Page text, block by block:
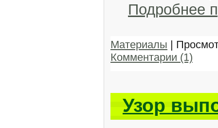
Подробнее
Материалы |
Комментарии (1)
Узор